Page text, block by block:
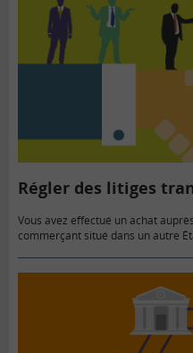
Régler des litiges
Vous avez effectué un achat
commerçant situé dans un autre